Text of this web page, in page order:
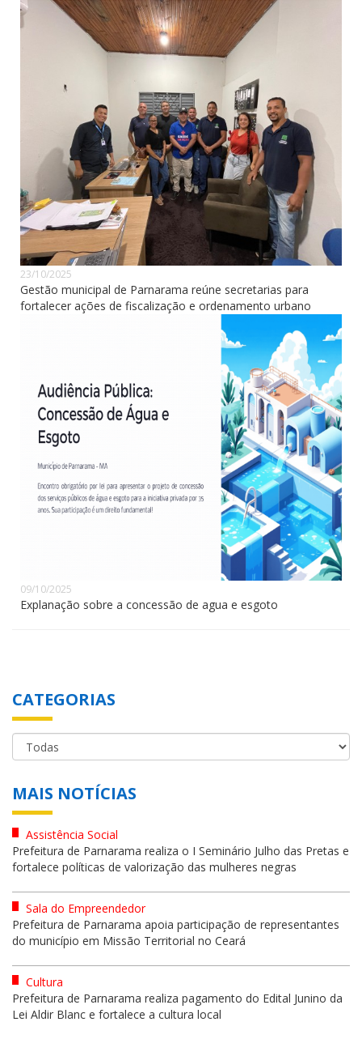
23/10/2025
Gestão municipal de Parnarama reúne secretarias para
fortalecer ações de fiscalização e ordenamento urbano
09/10/2025
Explanação sobre a concessão de agua e esgoto
CATEGORIAS
MAIS NOTÍCIAS
Assistência Social
Prefeitura de Parnarama realiza o I Seminário Julho das Pretas e
fortalece políticas de valorização das mulheres negras
Sala do Empreendedor
Prefeitura de Parnarama apoia participação de representantes
do município em Missão Territorial no Ceará
Cultura
Prefeitura de Parnarama realiza pagamento do Edital Junino da
Lei Aldir Blanc e fortalece a cultura local